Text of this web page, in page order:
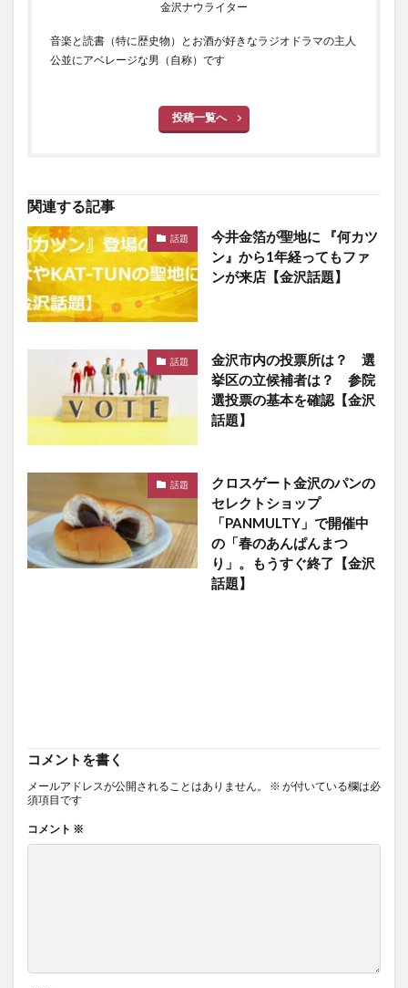
金沢ナウライター
音楽と読書（特に歴史物）とお酒が好きなラジオドラマの主人
公並にアベレージな男（自称）です
投稿一覧へ
関連する記事
話題
今井金箔が聖地に 『何カツ
ン』から1年経ってもファ
ンが来店【金沢話題】
話題
金沢市内の投票所は？ 選
挙区の立候補者は？ 参院
選投票の基本を確認【金沢
話題】
話題
クロスゲート金沢のパンの
セレクトショップ
「PANMULTY」で開催中
の「春のあんぱんまつ
り」。もうすぐ終了【金沢
話題】
コメントを書く
メールアドレスが公開されることはありません。 ※ が付いている欄は必
須項目です
コメント ※